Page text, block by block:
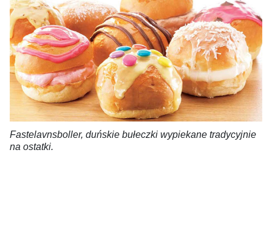
Fastelavnsboller, duńskie bułeczki wypiekane tradycyjnie
na ostatki.